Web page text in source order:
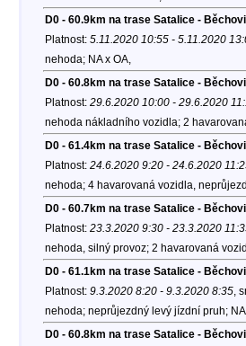
D0 - 60.9km na trase Satalice -
Platnost: 5.11.2020 10:55 - 5.11.2020
nehoda; NA x OA,
D0 - 60.8km na trase Satalice -
Platnost: 29.6.2020 10:00 - 29.6.2020
nehoda nákladního vozidla; 2
D0 - 61.4km na trase Satalice -
Platnost: 24.6.2020 9:20 - 24.6.2020
nehoda; 4 havarovaná vozidla,
D0 - 60.7km na trase Satalice -
Platnost: 23.3.2020 9:30 - 23.3.2020
nehoda, silný provoz; 2 havarovaná
D0 - 61.1km na trase Satalice -
Platnost: 9.3.2020 8:20 - 9.3.2020 8:35,
nehoda; neprůjezdný levý jízdní pruh;
D0 - 60.8km na trase Satalice -